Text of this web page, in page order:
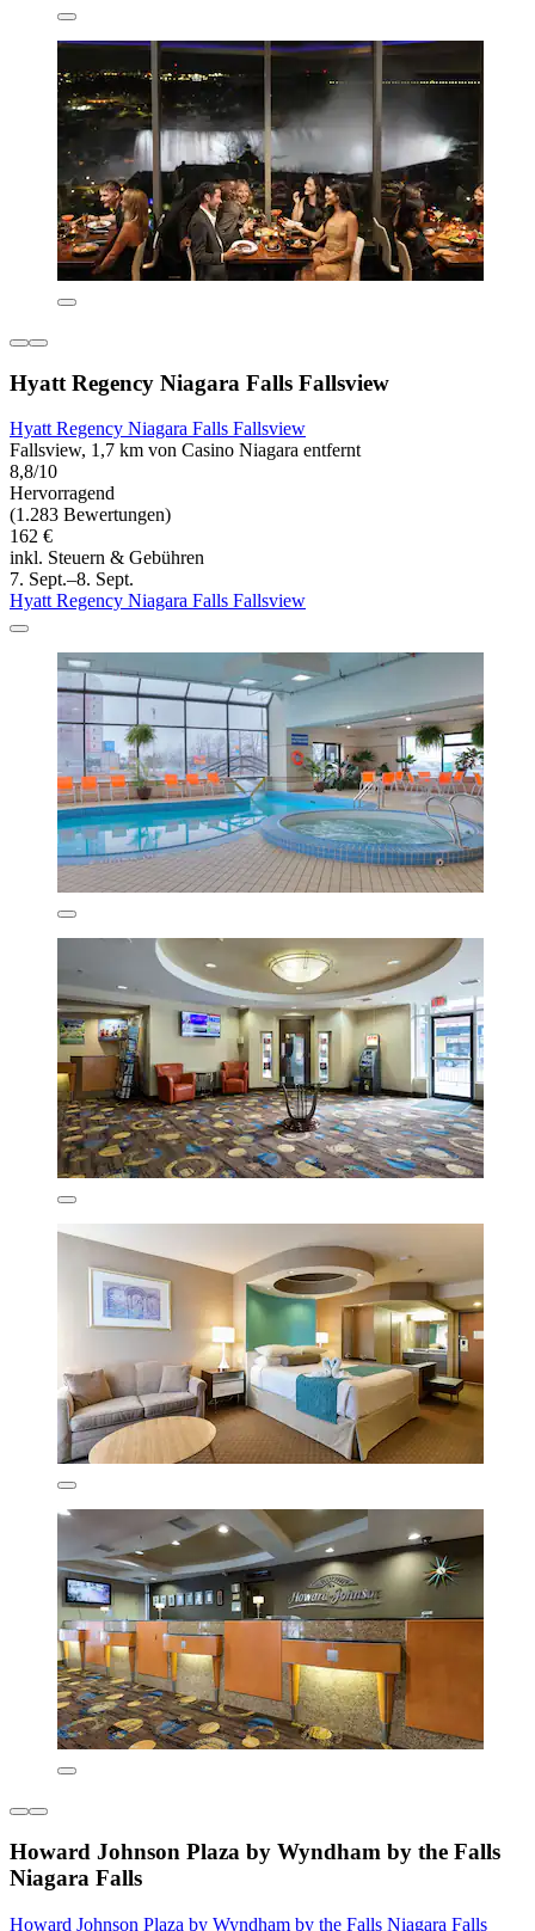
Hyatt Regency Niagara Falls Fallsview
Hyatt Regency Niagara Falls Fallsview
Fallsview, 1,7 km von Casino Niagara entfernt
8,8/10
Hervorragend
(1.283 Bewertungen)
162 €
inkl. Steuern & Gebühren
7. Sept.–8. Sept.
Hyatt Regency Niagara Falls Fallsview
Howard Johnson Plaza by Wyndham by the Falls
Niagara Falls
Howard Johnson Plaza by Wyndham by the Falls Niagara Falls